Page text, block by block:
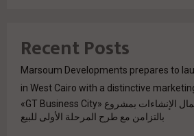
Recent Posts
Marsoum Developments prepares to
in West Cairo with a distinctive
جولدن تاون تبدأ أعمال الإنشاءات بمشروع «GT Business City»
بالتزامن مع طرح المرحلة الأولى للبيع